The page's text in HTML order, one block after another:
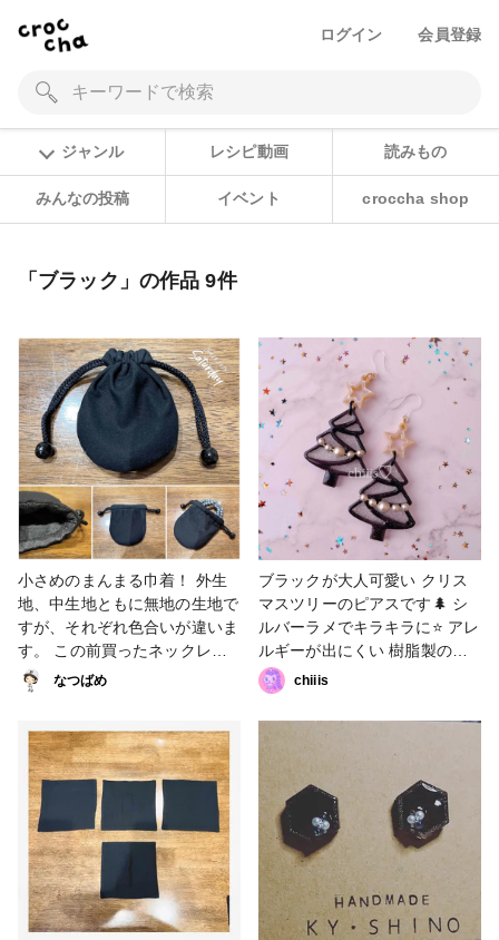
ログイン 会員登録
ジャンル レシピ動画 読みもの
みんなの投稿 イベント croccha shop
「ブラック」の作品 9件
小さめのまんまる巾着！ 外生
地、中生地ともに無地の生地で
すが、それぞれ色合いが違いま
す。 この前買ったネックレス
を入れるために作りました！
YouTubeの動画を参考にしなが
から製作したので、 その分大
変だったけど、上手く作れて満
足ですε-(´∀｀; ) P.S. 全然更新
できてなくてすいません(;_;) #
巾着 #まんまる巾着 #アクセサ
リー巾着 #きんちゃく #黒 #ブ
ラック #小さめ #バッグ・ポー
チ #小物・雑貨
なつばめ
ブラックが大人可愛い クリス
マスツリーのピアスです🌲 シ
ルバーラメでキラキラに⭐️ アレ
ルギーが出にくい 樹脂製のピ
アスを使用しました #クリスマ
ス作品コンテスト2023 #ブラ
ック #ピアス
chiiis